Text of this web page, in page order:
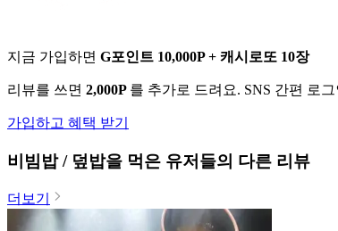
지금 가입하면 G포인트 10,000P + 캐시로또 10장
리뷰를 쓰면 2,000P 를 추가로 드려요. SNS 간편 로
가입하고 혜택 받기
비빔밥 / 덮밥을 먹은 유저들의 다른 리뷰
더보기